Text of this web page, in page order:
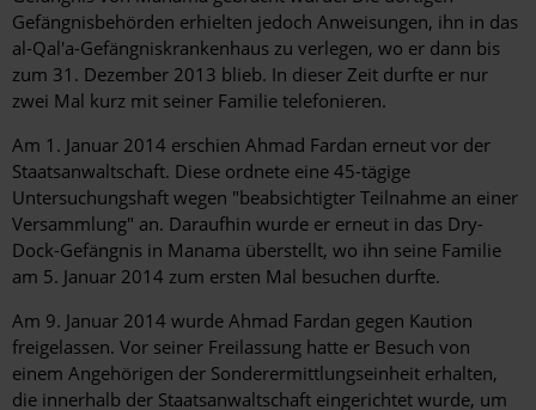
Gefängnisbehörden erhielten jedoch Anweisungen, ihn in das
al-Qal'a-Gefängniskrankenhaus zu verlegen, wo er dann bis
zum 31. Dezember 2013 blieb. In dieser Zeit durfte er nur
zwei Mal kurz mit seiner Familie telefonieren.
Am 1. Januar 2014 erschien Ahmad Fardan erneut vor der
Staatsanwaltschaft. Diese ordnete eine 45-tägige
Untersuchungshaft wegen "beabsichtigter Teilnahme an einer
Versammlung" an. Daraufhin wurde er erneut in das Dry-
Dock-Gefängnis in Manama überstellt, wo ihn seine Familie
am 5. Januar 2014 zum ersten Mal besuchen durfte.
Am 9. Januar 2014 wurde Ahmad Fardan gegen Kaution
freigelassen. Vor seiner Freilassung hatte er Besuch von
einem Angehörigen der Sonderermittlungseinheit erhalten,
die innerhalb der Staatsanwaltschaft eingerichtet wurde, um